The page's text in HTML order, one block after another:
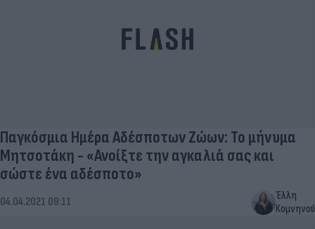
Παγκόσμια Ημέρα Αδέσποτων Ζώων: Το μήνυμα
Μητσοτάκη - «Ανοίξτε την αγκαλιά σας και
σώστε ένα αδέσποτο»
04.04.2021 09:11
Έλλη
Κομνηνού